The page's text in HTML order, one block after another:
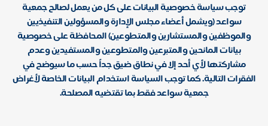
توجب سياسة خصوصية البيانات على كل من يعمل لصالح جمعية
سواعد (ويشمل أعضاء مجلس الإدارة والمسؤولين التنفيذيين
والموظفين والمستشارين والمتطوعين) المحافظة على خصوصية
بيانات المانحين والمتبرعين والمتطوعين والمستفيدين وعدم
مشاركتها لأي أحد إلا في نطاق ضيق جداً حسب ما سيوضح في
الفقرات التالية. كما توجب السياسة استخدام البيانات الخاصة لأغراض
جمعية سواعد فقط بما تقتضيه المصلحة.